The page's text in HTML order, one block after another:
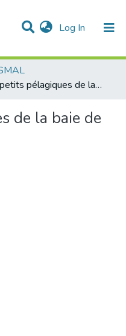
Log In (current)
Les petits pélagiques de la baie de Bou-Ismail
de la baie de